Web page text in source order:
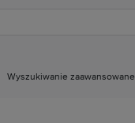
Wyszukiwanie zaawansowane